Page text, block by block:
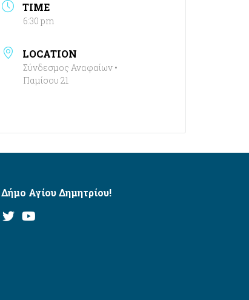
TIME
6:30 pm
LOCATION
Σύνδεσμος Αναφαίων •
Παμίσου 21
Αγίου Δημητρίου!